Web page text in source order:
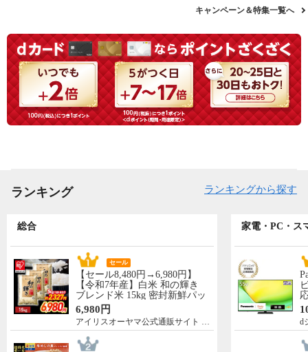
キャンペーン＆特集一覧へ
ランキング ランキングから探す
総合
セール
【セール8,480円→6,980円】
【令和7年産】白米 和の輝き
ブレンド米 15kg 密封新鮮パッ
ク 脱酸素剤入り 米 お米 低温
製法米 アイリスオーヤマ [食
品]
6,980円
アイリスオーヤマ公式通販サイト アイリスプラザ
家電・PC・ス
d